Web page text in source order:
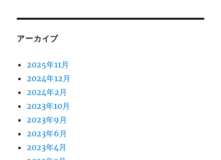
アーカイブ
2025年11月
2024年12月
2024年2月
2023年10月
2023年9月
2023年6月
2023年4月